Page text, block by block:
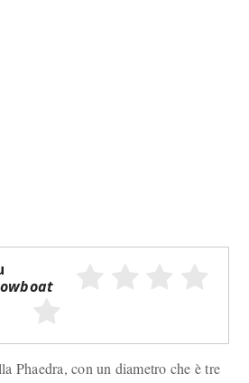
Phaedra, con un diametro che è tre